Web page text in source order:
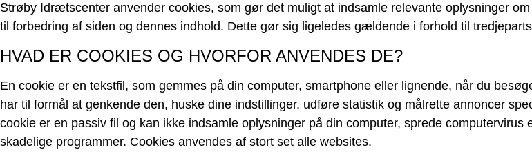
Strøby Idrætscenter anvender cookies, som gør det muligt at indsamle relevante oplysninger
til forbedring af siden og dennes indhold. Dette gør sig ligeledes gældende i forhold til
HVAD ER COOKIES OG HVORFOR ANVENDES DE?
En cookie er en tekstfil, som gemmes på din computer, smartphone eller lignende, når du
har til formål at genkende den, huske dine indstillinger, udføre statistik og målrette annoncer
cookie er en passiv fil og kan ikke indsamle oplysninger på din computer, sprede computervirus
skadelige programmer. Cookies anvendes af stort set alle websites.